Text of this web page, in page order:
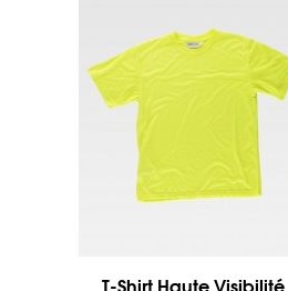
T-Shirt Haute Visibilité